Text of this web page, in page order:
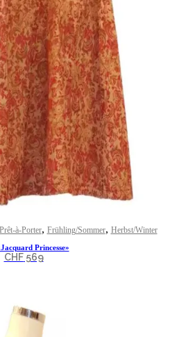
à-Porter, Frühling/Sommer, Herbst/Winter
Princesse»
CHF569